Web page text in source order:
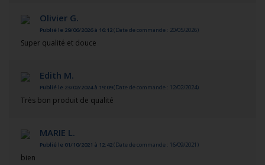
Olivier G.
Publié le 29/06/2026 à 16:12(Date de commande : 20/05/2026)
Super qualité et douce
Edith M.
Publié le 23/02/2024 à 19:09(Date de commande : 12/02/2024)
Très bon produit de qualité
MARIE L.
Publié le 01/10/2021 à 12:42(Date de commande : 16/09/2021)
bien